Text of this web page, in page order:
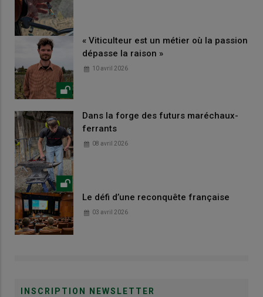
« Viticulteur est un métier où la passion
dépasse la raison »
10 avril 2026
Dans la forge des futurs maréchaux-
ferrants
08 avril 2026
Le défi d’une reconquête française
03 avril 2026
INSCRIPTION NEWSLETTER